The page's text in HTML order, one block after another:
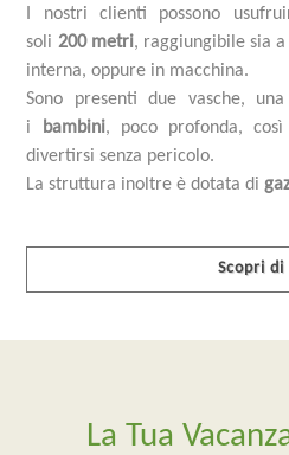
I nostri clienti possono
soli 200 metri, raggiungibile sia
interna, oppure in macchina.
Sono presenti due vasche,
i bambini, poco profonda,
divertirsi senza pericolo.
La struttura inoltre è dotata di
Scopri di
La Tua